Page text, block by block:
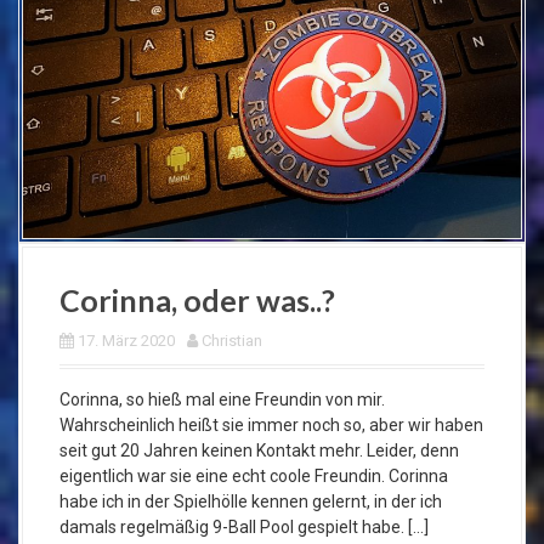
Corinna, oder was..?
17. März 2020 Christian
Corinna, so hieß mal eine Freundin von mir.
Wahrscheinlich heißt sie immer noch so, aber wir haben
seit gut 20 Jahren keinen Kontakt mehr. Leider, denn
eigentlich war sie eine echt coole Freundin. Corinna
habe ich in der Spielhölle kennen gelernt, in der ich
damals regelmäßig 9-Ball Pool gespielt habe. […]